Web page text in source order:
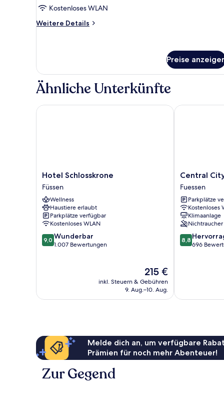
Kostenloses WLAN
Weitere Details
Weitere
Preise
Ähnliche Unterkünfte
Hotel
Schlosskrone
Füssen
Hotel Schlosskrone
Füssen
Wellness
Haustiere erlaubt
Parkplätze verfügbar
Kostenloses WLAN
9.0
von
9,0 Wunderbar
1.007 Bewertungen
Der
Preis
beträgt
215 €
inkl. Steuern & Gebühren
9. Aug.–10. Aug.
Hotel Schlosskrone
Central
City
Hotel
Fuessen
Central
Fuessen
Parkplätze
Kostenloses
Klimaanlage
Nichtraucher
8.8
von
8,8
696
Central City
Melde dich an, um verfügbare
Prämien für noch mehr Abenteuer!
Zur Gegend